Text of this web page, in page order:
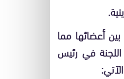
أعضائها مما
في رئيس